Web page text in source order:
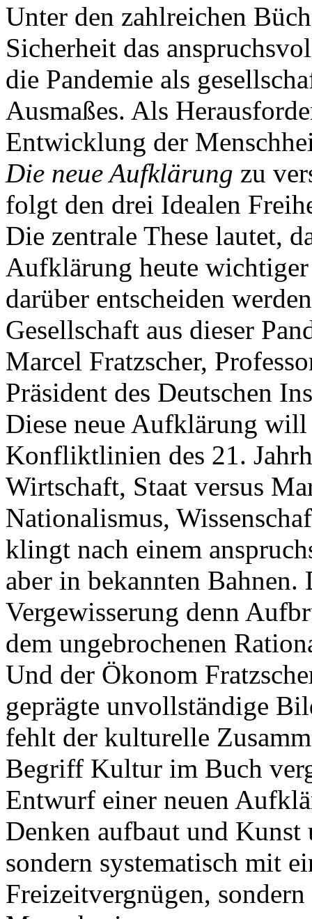
Unter den zahlreichen
Sicherheit das
die Pandemie als
Ausmaßes. Als
Entwicklung der
Die neue Aufklärung zu
folgt den drei Idealen
Die zentrale These lautet,
Aufklärung heute
darüber entscheiden
Gesellschaft aus dieser
Marcel Fratzscher,
Präsident des Deutschen
Diese neue Aufklärung
Konfliktlinien des 21.
Wirtschaft, Staat versus
Nationalismus,
klingt nach einem
aber in bekannten
Vergewisserung denn
dem ungebrochenen
Und der Ökonom
geprägte unvollständige
fehlt der kulturelle
Begriff Kultur im Buch
Entwurf einer neuen
Denken aufbaut und
sondern systematisch mit
Freizeitvergnügen,